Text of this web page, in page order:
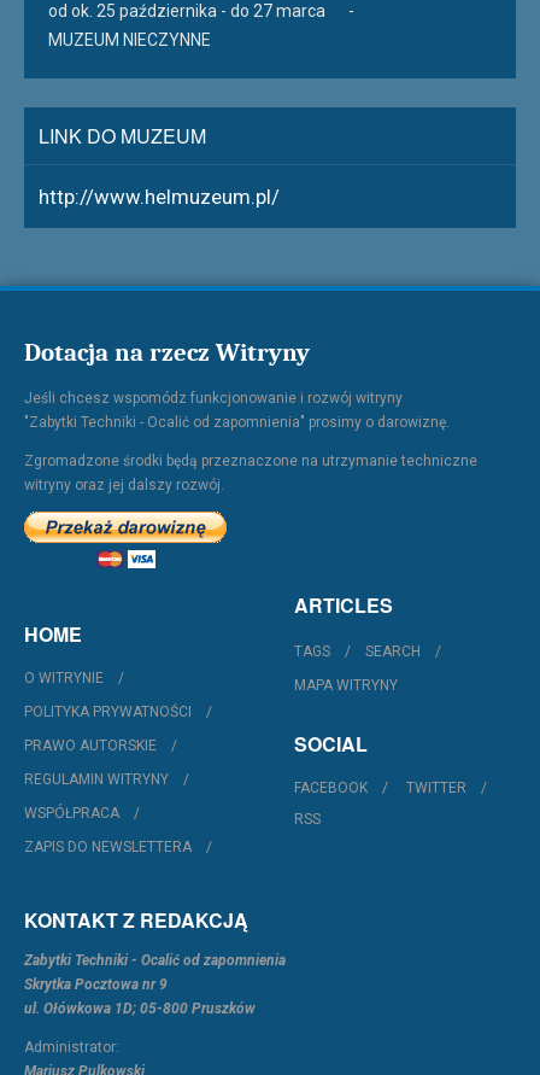
od ok. 25 października - do 27 marca
MUZEUM NIECZYNNE
-
LINK DO MUZEUM
http://www.helmuzeum.pl/
Dotacja na rzecz Witryny
Jeśli chcesz wspomódz funkcjonowanie i rozwój witryny
"Zabytki Techniki - Ocalić od zapomnienia" prosimy o darowiznę.
Zgromadzone środki będą przeznaczone na utrzymanie techniczne
witryny oraz jej dalszy rozwój.
HOME
O WITRYNIE
POLITYKA PRYWATNOŚCI
PRAWO AUTORSKIE
REGULAMIN WITRYNY
WSPÓŁPRACA
ZAPIS DO NEWSLETTERA
ARTICLES
TAGS
SEARCH
MAPA WITRYNY
SOCIAL
FACEBOOK
TWITTER
RSS
KONTAKT Z REDAKCJĄ
Zabytki Techniki - Ocalić od zapomnienia
Skrytka Pocztowa nr 9
ul. Ołówkowa 1D; 05-800 Pruszków
Administrator: